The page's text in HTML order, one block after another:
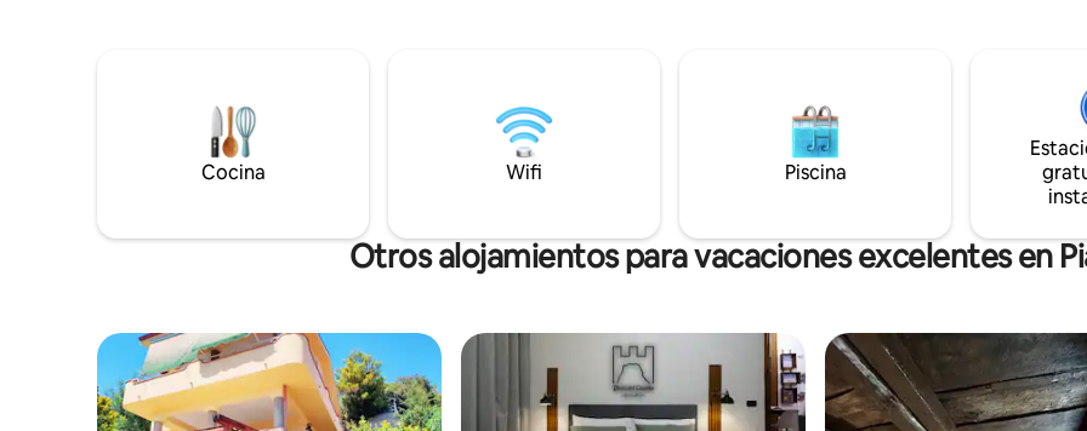
habitación exterior está
un baño privado, con inodoro y
cocina dentro de la casa de la
Cocina Wifi Piscina
Otros alojamientos para vacaciones excelentes en